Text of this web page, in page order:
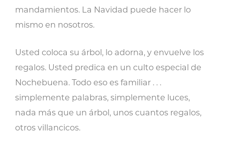
mandamientos. La Navidad puede hacer lo
mismo en nosotros.
Usted coloca su árbol, lo adorna, y envuelve los
regalos. Usted predica en un culto especial de
Nochebuena. Todo eso es familiar . . .
simplemente palabras, simplemente luces,
nada más que un árbol, unos cuantos regalos,
otros villancicos.